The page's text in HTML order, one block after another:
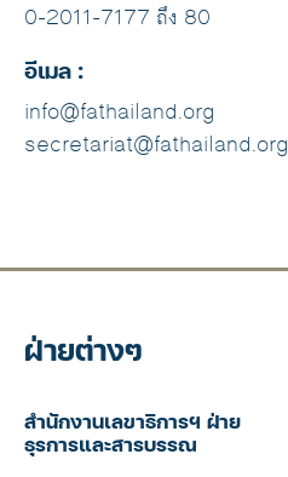
0-2011-7177 ถึง 80
อีเมล :
info@fathailand.org
secretariat@fathailand.org
ฝ่ายต่างๆ
สำนักงานเลขาธิการฯ ฝ่าย
ธุรการและสารบรรณ